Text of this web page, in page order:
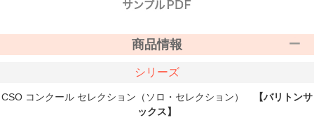
商品情報
シリーズ
CSO コンクール セレクション（ソロ・セレクション）
【バリトンサ
ックス】